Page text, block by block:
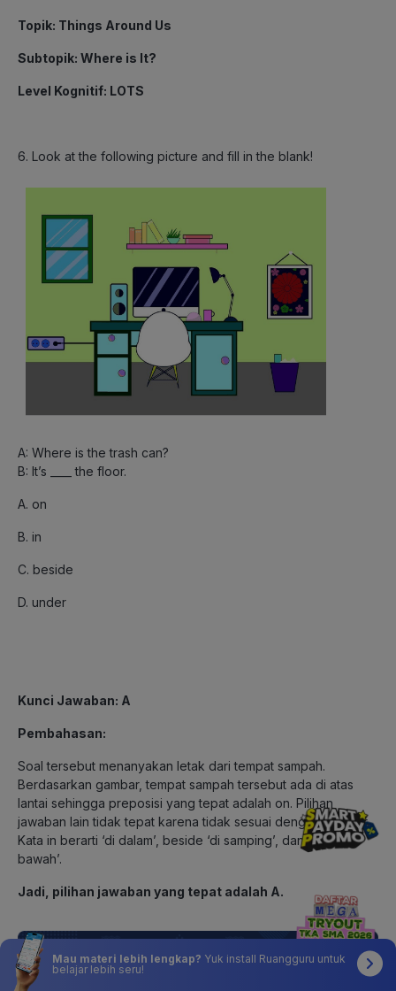
Topik: Things Around Us
Subtopik: Where is It?
Level Kognitif: LOTS
6. Look at the following picture and fill in the blank!
A: Where is the trash can?
B: It’s ____ the floor.
A. on
B. in
C. beside
D. under
Kunci Jawaban: A
Pembahasan:
Soal tersebut menanyakan letak dari tempat sampah.
Berdasarkan gambar, tempat sampah tersebut ada di atas
lantai sehingga preposisi yang tepat adalah on. Pilihan
jawaban lain tidak tepat karena tidak sesuai dengan gambar.
Kata in berarti ‘di dalam’, beside ‘di samping’, dan under ‘di
bawah’.
Jadi, pilihan jawaban yang tepat adalah A.
Mau materi lebih lengkap? Yuk install Ruangguru untuk
belajar lebih seru!